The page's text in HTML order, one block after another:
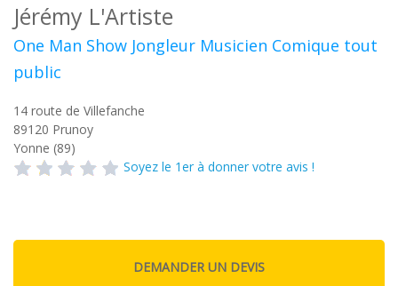
Jérémy L'Artiste
One Man Show Jongleur Musicien Comique tout
public
14 route de Villefanche
89120 Prunoy
Yonne (89)
Soyez le 1er à donner votre avis !